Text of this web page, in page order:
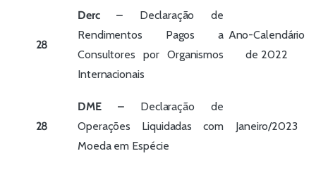
28
Derc – Declaração de
Rendimentos Pagos a
Consultores por Organismos
Internacionais
Ano-Calendário
de 2022
28
DME –Declaração de
Operações Liquidadas com
Moeda em Espécie
Janeiro/2023